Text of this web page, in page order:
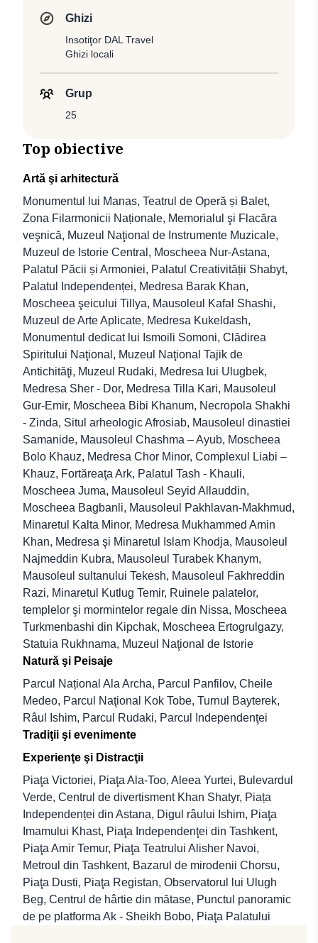
Ghizi
Insotiţor DAL Travel
Ghizi locali
Grup
25
Top obiective
Artă şi arhitectură
Monumentul lui Manas, Teatrul de Operă și Balet,
Zona Filarmonicii Naționale, Memorialul şi Flacăra
veşnică, Muzeul Naţional de Instrumente Muzicale,
Muzeul de Istorie Central, Moscheea Nur-Astana,
Palatul Păcii și Armoniei, Palatul Creativității Shabyt,
Palatul Independenței, Medresa Barak Khan,
Moscheea şeicului Tillya, Mausoleul Kafal Shashi,
Muzeul de Arte Aplicate, Medresa Kukeldash,
Monumentul dedicat lui Ismoili Somoni, Clădirea
Spiritului Naţional, Muzeul Naţional Tajik de
Antichităţi, Muzeul Rudaki, Medresa lui Ulugbek,
Medresa Sher - Dor, Medresa Tilla Kari, Mausoleul
Gur-Emir, Moscheea Bibi Khanum, Necropola Shakhi
- Zinda, Situl arheologic Afrosiab, Mausoleul dinastiei
Samanide, Mausoleul Chashma – Ayub, Moscheea
Bolo Khauz, Medresa Chor Minor, Complexul Liabi –
Khauz, Fortăreaţa Ark, Palatul Tash - Khauli,
Moscheea Juma, Mausoleul Seyid Allauddin,
Moscheea Bagbanli, Mausoleul Pakhlavan-Makhmud,
Minaretul Kalta Minor, Medresa Mukhammed Amin
Khan, Medresa şi Minaretul Islam Khodja, Mausoleul
Najmeddin Kubra, Mausoleul Turabek Khanym,
Mausoleul sultanului Tekesh, Mausoleul Fakhreddin
Razi, Minaretul Kutlug Temir, Ruinele palatelor,
templelor şi mormintelor regale din Nissa, Moscheea
Turkmenbashi din Kipchak, Moscheea Ertogrulgazy,
Statuia Rukhnama, Muzeul Naţional de Istorie
Natură şi Peisaje
Parcul Național Ala Archa, Parcul Panfilov, Cheile
Medeo, Parcul Naţional Kok Tobe, Turnul Bayterek,
Râul Ishim, Parcul Rudaki, Parcul Independenţei
Tradiţii şi evenimente
Experienţe şi Distracţii
Piaţa Victoriei, Piaţa Ala-Too, Aleea Yurtei, Bulevardul
Verde, Centrul de divertisment Khan Shatyr, Piața
Independenței din Astana, Digul râului Ishim, Piaţa
Imamului Khast, Piaţa Independenţei din Tashkent,
Piaţa Amir Temur, Piaţa Teatrului Alisher Navoi,
Metroul din Tashkent, Bazarul de mirodenii Chorsu,
Piaţa Dusti, Piaţa Registan, Observatorul lui Ulugh
Beg, Centrul de hârtie din mătase, Punctul panoramic
de pe platforma Ak - Sheikh Bobo, Piaţa Palatului